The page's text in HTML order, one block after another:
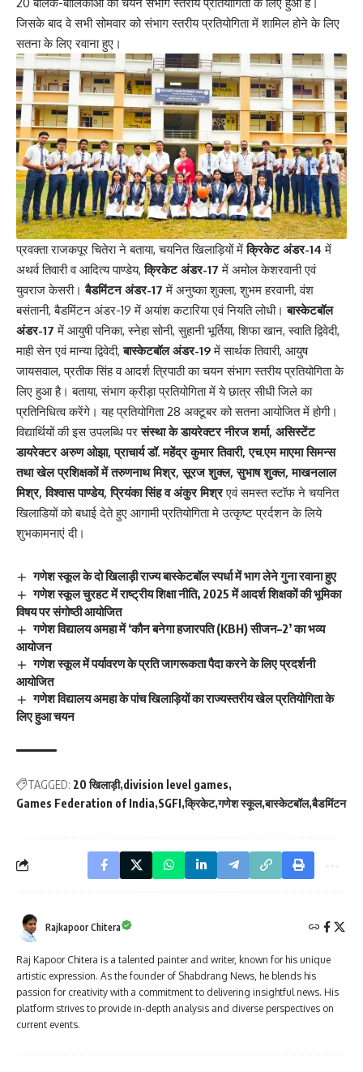
जिसके बाद वे सभी सोमवार को संभाग स्तरीय प्रतियोगिता में शामिल होने के लिए
सतना के लिए रवाना हुए।
प्रवक्ता राजकपूर चितेरा ने बताया, चयनित खिलाड़ियों मेंक्रिकेट अंडर-14में
अथर्व तिवारी व आदित्य पाण्डेय,क्रिकेट अंडर-17 में अमोल केशरवानी एवं
युवराज केसरी।बैडमिंटन अंडर-17 में अनुष्का शुक्ला, शुभम हरवानी, वंश
बसंतानी, बैडमिंटन अंडर-19 में अयांश कटारिया एवं नियति लोधी।बास्केटबॉल
अंडर-17 में आयुषी पनिका, स्नेहा सोनी, सुहानी भूर्तिया, शिफा खान, स्वाति द्विवेदी,
माही सेन एवं मान्या द्विवेदी,बास्केटबॉल अंडर-19में सार्थक तिवारी, आयुष
जायसवाल, प्रतीक सिंह व आदर्श त्रिपाठी का चयन संभाग स्तरीय प्रतियोगिता के
लिए हुआ है। बताया, संभाग क्रीड़ा प्रतियोगिता में ये छात्र सीधी जिले का
प्रतिनिधित्व करेंगे। यहप्रतियोगिता28 अक्टूबर को सतना आयोजित में होगी।
विद्यार्थियों की इस उपलब्धि परसंस्था के डायरेक्टर नीरज शर्मा, असिस्टेंट
डायरेक्टर अरुण ओझा, प्राचार्य डॉ. महेंद्र कुमार तिवारी, एच.एम माएमा सिमन्स
तथा खेल प्रशिक्षकों में तरुणनाथ मिश्र, सूरज शुक्ल, सुभाष शुक्ल, माखनलाल
मिश्र, विश्वास पाण्डेय, प्रियंका सिंह व अंकुर मिश्रएवं समस्त स्टॉफ ने चयनित
खिलाडियों को बधाई देते हुए आगामी प्रतियोगिता मे उत्कृष्ट प्रर्दशन के लिये
शुभकामनाएं दी।
गणेश स्कूल के दो खिलाड़ी राज्य बास्केटबॉल स्पर्धा में भाग लेने गुना रवाना हुए
गणेश स्कूल चुरहट में राष्ट्रीय शिक्षा नीति, 2025 में आदर्श शिक्षकों की भूमिका
विषय पर संगोष्ठी आयोजित
गणेश विद्यालय अमहा में ‘कौन बनेगा हजारपति (KBH) सीजन–2’ का भव्य
आयोजन
गणेश स्कूल में पर्यावरण के प्रति जागरूकता पैदा करने के लिए प्रदर्शनी
आयोजित
गणेश विद्यालय अमहा के पांच खिलाड़ियों का राज्यस्तरीय खेल प्रतियोगिता के
लिए हुआ चयन
TAGGED: 20 खिलाड़ी division level games
Games Federation of India SGFI क्रिकेट गणेश स्कूल बास्केटबॉल बैडमिंटन
Rajkapoor Chitera
Raj Kapoor Chitera is a talented painter and writer, known for his unique
artistic expression. As the founder of Shabdrang News, he blends his
passion for creativity with a commitment to delivering insightful news. His
platform strives to provide in-depth analysis and diverse perspectives on
current events.